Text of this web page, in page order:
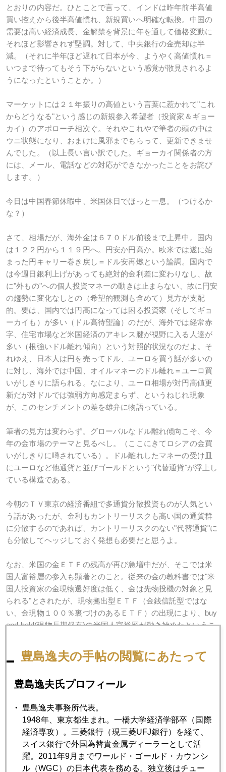
とおりの内容だ。ひとことで言って、インドは昨年前半高値
買い控えから後半高値慣れ、新規買いへ明確な転換。中国の
需要は高い経済成長、金解禁を背景に年を通して価格変動に
それほど影響されず堅調。対して、中央銀行の金売却は半
減。（それに半年ほど遅れて日本が今、ようやく高値慣れ＝
いつまで待ってもそう下がらないという感覚が散見されるよ
うになったということか。）
マーケットには２１年振りの高値という言葉に惹かれて"これ
からどうなる"という感じの新規参入希望者（投資家＆ギョー
カイ）のアポローチ相次ぐ。それやこれやで筆者の頭の中は
ウニ状態になり、おまけに風邪までもらって、更新できませ
んでした。（以上長い言い訳でした。ギョーカイ関係者の方
には、メール、電話などの対応ができなかったことをお詫び
します。）
今日は中国春節休暇中、米国休日でほっと一息。（つけるか
な？）
さて、相場だが、海外金は６７０ドル前後まで上昇中。国内
は１２２円から１１９円へ。円安か円高か。欧米では遂に始
まった円キャリー巻き戻し＝ドル安再燃という論調。国内で
は今週日銀利上げがあっても絶対的金利差に変わりなし、故
に"外もの"への個人投資マネーの動きは止まらない、故に円安
の趨勢に変化なしとの（希望的観測も含めて）見方が支配
的。要は、国内では円高になっては困る投資家（そしてギョ
ーカイも）が多い（ドル高待望論）のだが、海外では経常赤
字、住宅市場など米国経済のアキレス腱が視野に入る人達が
多い（根強いドル離れ傾向）という対照的状況なのだよ。そ
れゆえ、日本人は円を売ってドル、ユーロを買う話が多いの
に対し、海外では中国、オイルマネーのドル離れ＝ユーロ買
いがしきりに語られる。なにより、ユーロ相場が対円高値更
新だが対ドルでは強弱方向感定まらず、というねじれ現象
が、このセンチメントの差を雄弁に物語っている。
筆者の見方は変わらず。グローバルなドル離れ傾向こそ、今
年の金市場のテーマと見るべし。（ここにきてロシアの金買
いがしきりに噂されている）。ドル離れしたマネーの受け皿
にユーロなど他通貨と並びゴールドという"代替通貨"が浮上し
ている構造である。
今朝のＴＶ東京の経済番組で多通貨分散投資ものが人気とい
う話があったが、金利もカントリーリスクも高い国の通貨群
に分散するのであれば、カントリーリスクのない"代替通貨"に
も分散してヘッジしておく発想も必要だと思うよ。
なお、米国の金ＥＴＦの残高が再び急増中だが、そこでは米
国人富裕層の参入も顕著とのこと。従来の金の教科書では"米
国人投資家の金現物選好度は低く、金は先物投機の対象と見
られる"とされたが、現物拠出型ＥＴＦ（金銭信託型ではな
い、金現物１００％裏づけのあるＥＴＦ）の出現により、buy
and hold(現物長期保有)の米国人富裕層が動き始めたというこ
深い。これまで金地金、金貨などには拒否反応を示し金先物
も敬遠してきたタイプの投資家が、現物拠出型の金ＥＴＦを
るからだ。なにせ、市場調査などでも、現在金を保有してい
2007年
1月 2月 3月 4月 5月 6月
豊島逸夫の手帖の閲覧にあたって
豊島逸夫氏プロフィール
豊島逸夫事務所代表。
1948年、東京都生まれ。一橋大学経済学部卒（国際
経済専攻）。三菱銀行（現三菱UFJ銀行）を経て、
スイス銀行で外国為替貴金属ディーラーとして活
躍。2011年9月までワールド・ゴールド・カウンシ
ル（WGC）の日本代表を務める。独立後はチュー